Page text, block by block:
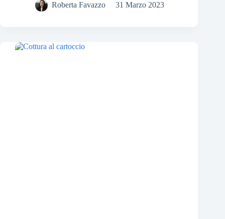
Roberta Favazzo
31 Marzo 2023